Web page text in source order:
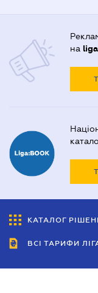
на
КАТАЛОГ
ВСІ ТАРИФИ